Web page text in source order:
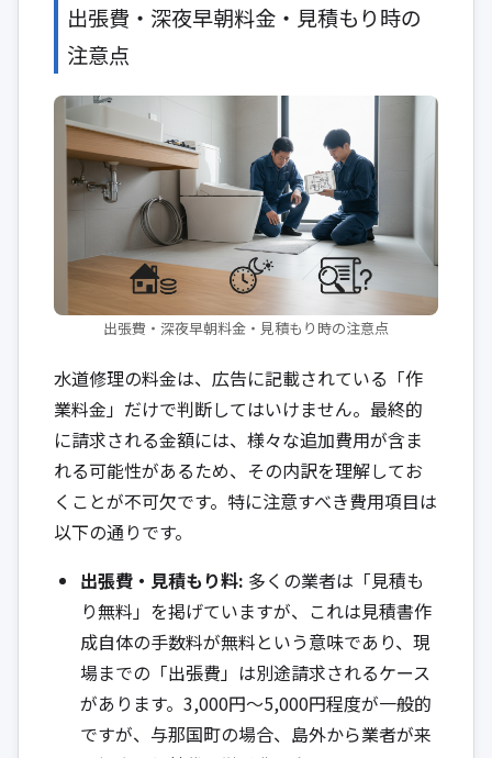
出張費・深夜早朝料金・見積もり時の
注意点
出張費・深夜早朝料金・見積もり時の注意点
水道修理の料金は、広告に記載されている「作
業料金」だけで判断してはいけません。最終的
に請求される金額には、様々な追加費用が含ま
れる可能性があるため、その内訳を理解してお
くことが不可欠です。特に注意すべき費用項目は
以下の通りです。
出張費・見積もり料: 多くの業者は「見積も
り無料」を掲げていますが、これは見積書作
成自体の手数料が無料という意味であり、現
場までの「出張費」は別途請求されるケース
があります。3,000円〜5,000円程度が一般的
ですが、与那国町の場合、島外から業者が来